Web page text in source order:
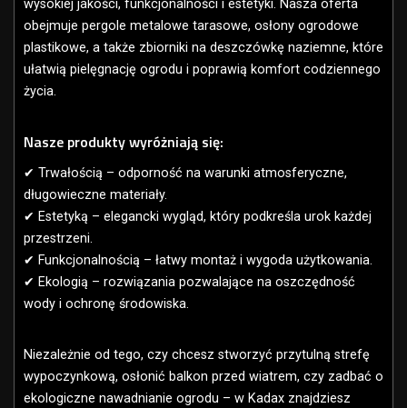
wysokiej jakości, funkcjonalności i estetyki. Nasza oferta
obejmuje pergole metalowe tarasowe, osłony ogrodowe
plastikowe, a także zbiorniki na deszczówkę naziemne, które
ułatwią pielęgnację ogrodu i poprawią komfort codziennego
życia.
Nasze produkty wyróżniają się:
✔ Trwałością – odporność na warunki atmosferyczne,
długowieczne materiały.
✔ Estetyką – elegancki wygląd, który podkreśla urok każdej
przestrzeni.
✔ Funkcjonalnością – łatwy montaż i wygoda użytkowania.
✔ Ekologią – rozwiązania pozwalające na oszczędność
wody i ochronę środowiska.
Niezależnie od tego, czy chcesz stworzyć przytulną strefę
wypoczynkową, osłonić balkon przed wiatrem, czy zadbać o
ekologiczne nawadnianie ogrodu – w Kadax znajdziesz